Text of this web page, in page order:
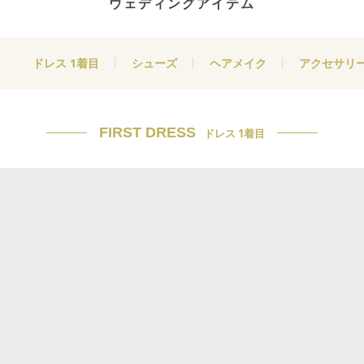
ドレス 1着目 シューズ ヘアメイク アクセサリ
FIRST DRESS ドレス 1着目